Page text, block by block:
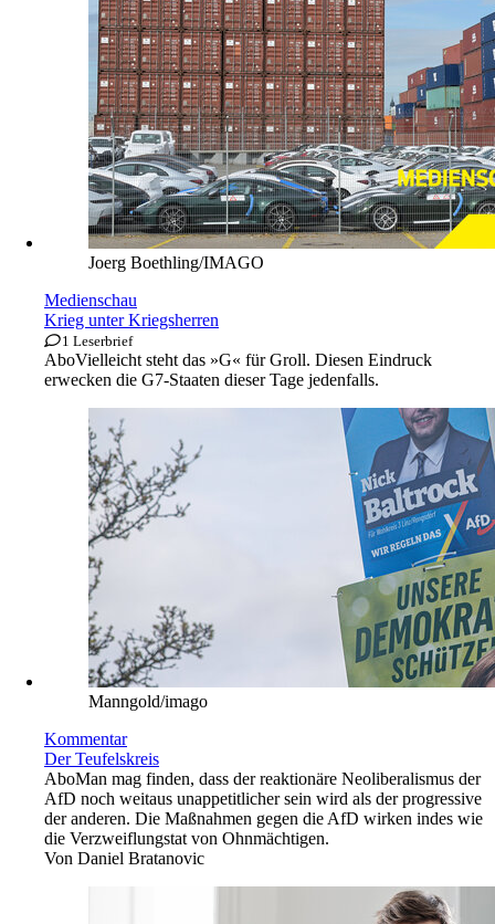
Joerg Boethling/IMAGO
Medienschau
Krieg unter Kriegsherren
1 Leserbrief
AboVielleicht steht das »G« für Groll. Diesen Eindruck
erwecken die G7-Staaten dieser Tage jedenfalls.
Manngold/imago
Kommentar
Der Teufelskreis
AboMan mag finden, dass der reaktionäre Neoliberalismus der
AfD noch weitaus unappetitlicher sein wird als der progressive
der anderen. Die Maßnahmen gegen die AfD wirken indes wie
die Verzweiflungstat von Ohnmächtigen.
Von Daniel Bratanovic